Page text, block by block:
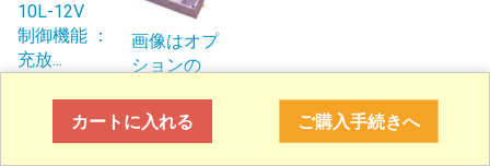
10L-12V
制御機能 ：
充放...
トローラー
/ SunSaver
画像はオプ
ションの
プレイ装着
時になりま
す。LCD...
カートに入れる ご購入手続きへ